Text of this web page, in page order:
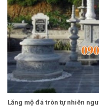
Lăng mộ đá tròn tự nhiên